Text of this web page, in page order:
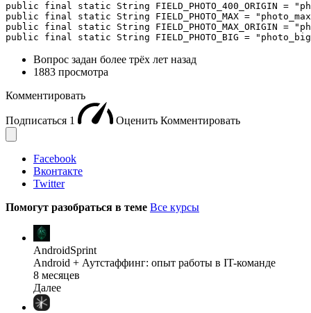
public final static String FIELD_PHOTO_400_ORIGIN =
public final static String FIELD_PHOTO_MAX =
public final static String FIELD_PHOTO_MAX_ORIGIN =
public final static String FIELD_PHOTO_BIG =
Вопрос задан более трёх лет назад
1883 просмотра
Комментировать
Подписаться 1 Оценить Комментировать
Facebook
Вконтакте
Twitter
Помогут разобраться в теме Все курсы
AndroidSprint
Android + Аутстаффинг: опыт работы в IT-команде
8 месяцев
Далее